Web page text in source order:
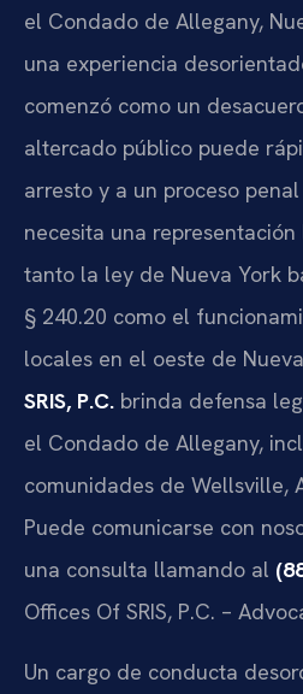
el Condado de Allegany,
una experiencia
comenzó como un
altercado público puede
arresto y a un proceso
necesita una
tanto la ley de Nueva York
§ 240.20 como el
locales en el oeste de
SRIS, P.C. brinda defensa
el Condado de Allegany,
comunidades de Wellsville,
Puede comunicarse con
una consulta llamando al
Offices Of SRIS, P.C. –
Un cargo de conducta